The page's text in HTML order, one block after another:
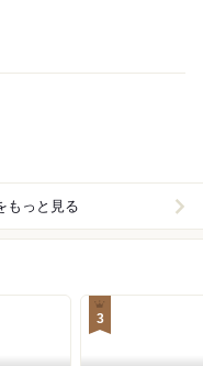
もっと見る
3